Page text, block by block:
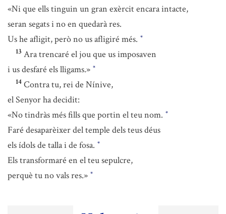
«Ni que ells tinguin un gran exèrcit encara intacte,
seran segats i no en quedarà res.
Us he afligit, però no us afligiré més. *
13 Ara trencaré el jou que us imposaven
i us desfaré els lligams.» *
14 Contra tu, rei de Nínive,
el Senyor ha decidit:
«No tindràs més fills que portin el teu nom. *
Faré desaparèixer del temple dels teus déus
els ídols de talla i de fosa. *
Els transformaré en el teu sepulcre,
perquè tu no vals res.» *